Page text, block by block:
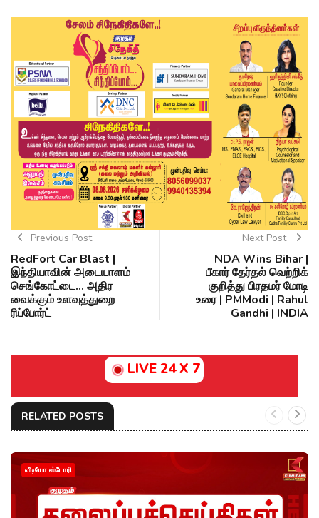
Previous Post
RedFort Car Blast |
இந்தியாவின் அடையாளம்
செங்கோட்டை... அதிர
வைக்கும் உளவுத்துறை
ரிப்போர்ட்
Next Post
NDA Wins Bihar |
பீகார் தேர்தல் வெற்றிக்
குறித்து பிரதமர் மோடி
உரை | PMModi | Rahul
Gandhi | INDIA
LIVE 24 X 7
RELATED POSTS
வீடியோ ஸ்டோரி